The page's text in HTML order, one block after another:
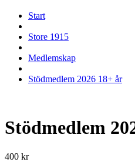
Start
Store 1915
Medlemskap
Stödmedlem 2026 18+ år
Stödmedlem
400 kr